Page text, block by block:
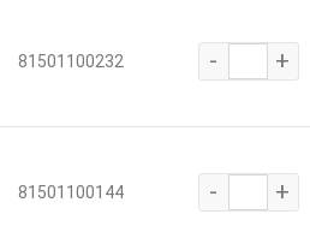
81501100232 - +
81501100144 - +